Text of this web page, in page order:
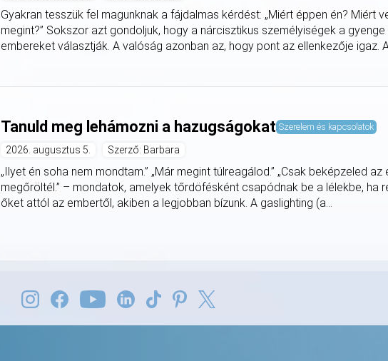
Gyakran tesszük fel magunknak a fájdalmas kérdést: „Miért éppen én? Miért
megint?” Sokszor azt gondoljuk, hogy a nárcisztikus személyiségek a
embereket választják. A valóság azonban az, hogy pont az ellenkezője igaz.
Tanuld meg lehámozni a hazugságokat Szerelem és kapcsolatok
2026. augusztus 5. Szerző: Barbara
„Ilyet én soha nem mondtam.” „Már megint túlreagálod.” „Csak beképzeled
megőröltél.” – mondatok, amelyek tőrdöfésként csapódnak be a lélekbe, ha
őket attól az embertől, akiben a legjobban bízunk. A gaslighting (a...